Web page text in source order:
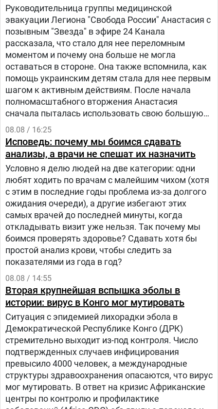
Руководительница группы медицинской
эвакуации Легиона "Свобода России" Анастасия с
позывным "Звезда" в эфире 24 Канала
рассказала, что стало для нее переломным
моментом и почему она больше не могла
оставаться в стороне. Она также вспомнила, как
помощь украинским детям стала для нее первым
шагом к активным действиям. После начала
полномасштабного вторжения Анастасия
сначала пыталась использовать свою большую
русскоязычную аудиторию, чтобы объяснять
людям в России, что на самом деле происходит в
Украине.
08.08 / 16:25
Исповедь: почему мы боимся сдавать
анализы, а врачи не спешат их назначить
Условно я делю людей на две категории: одни
любят ходить по врачам с малейшим чихом (хотя
с этим в последние годы проблема из-за долгого
ожидания очереди), а другие избегают этих
самых врачей до последней минуты, когда
откладывать визит уже нельзя. Так почему мы
боимся проверять здоровье? Сдавать хотя бы
простой анализ крови, чтобы следить за
показателями из года в год?
08.08 / 14:55
Вторая крупнейшая вспышка эболы в
истории: вирус в Конго мог мутировать
Ситуация с эпидемией лихорадки эбола в
Демократической Республике Конго (ДРК)
стремительно выходит из-под контроля. Число
подтвержденных случаев инфицирования
превысило 4000 человек, а международные
структуры здравоохранения опасаются, что вирус
мог мутировать. В ответ на кризис Африканские
центры по контролю и профилактике